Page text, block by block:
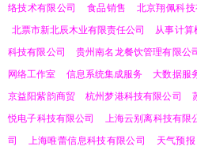
络技术有限公司
食品销售 北京翔佩科技
北票市新北辰木业有限责任公司
从事计算
科技有限公司
贵州南名龙餐饮管理有限公
网络工作室
信息系统集成服务 大数据服
京益阳紫韵商贸
杭州梦港科技有限公司
悦电子科技有限公司
上海云别离科技有限
司
上海唯蕾信息科技有限公司 天气预报